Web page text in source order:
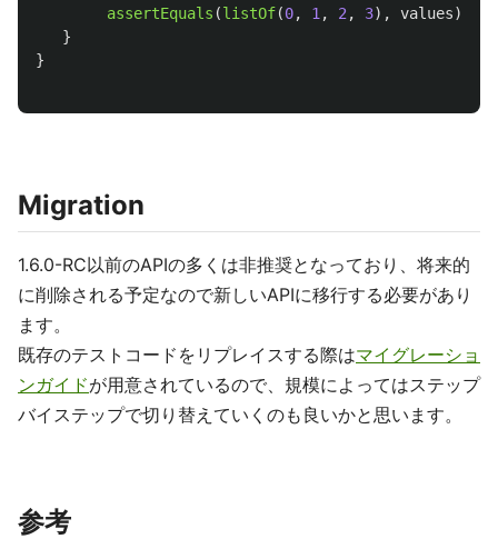
assertEquals (listOf(0, 1 , 2 , 3), values)
}
}
Migration
1.6.0-RC以前のAPIの多くは非推奨となっており、将来的
に削除される予定なので新しいAPIに移行する必要があり
ます。
既存のテストコードをリプレイスする際はマイグレーショ
ンガイドが用意されているので、規模によってはステップ
バイステップで切り替えていくのも良いかと思います。
参考